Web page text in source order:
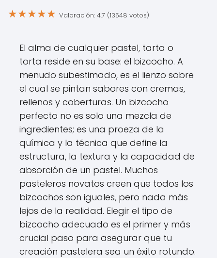
★★★★★ Valoración: 4.7 (13548 votos)
El alma de cualquier pastel, tarta o
torta reside en su base: el bizcocho. A
menudo subestimado, es el lienzo sobre
el cual se pintan sabores con cremas,
rellenos y coberturas. Un bizcocho
perfecto no es solo una mezcla de
ingredientes; es una proeza de la
química y la técnica que define la
estructura, la textura y la capacidad de
absorción de un pastel. Muchos
pasteleros novatos creen que todos los
bizcochos son iguales, pero nada más
lejos de la realidad. Elegir el tipo de
bizcocho adecuado es el primer y más
crucial paso para asegurar que tu
creación pastelera sea un éxito rotundo.